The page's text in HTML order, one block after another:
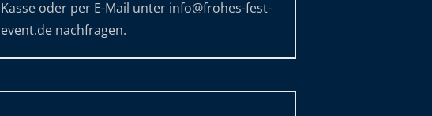
Kasse oder per E-Mail unter info@frohes-fest-
event.de nachfragen.